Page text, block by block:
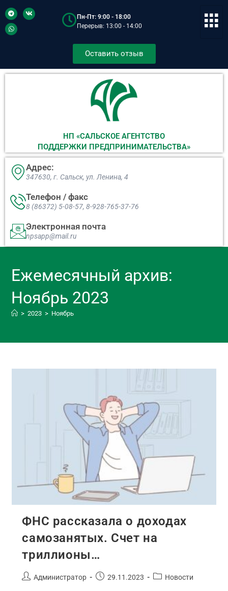
Пн-Пт: 9:00 - 18:00
Перерыв: 13:00 - 14:00
Оставить отзыв
НП «САЛЬСКОЕ АГЕНТСТВО
ПОДДЕРЖКИ ПРЕДПРИНИМАТЕЛЬСТВА»
Адрес:
347630, г. Сальск, ул. Ленина, 4​
Телефон / факс
8 (86372) 5-08-57, 8-928-765-37-76
Электронная почта
npsapp@mail.ru
Ежемесячный архив:
Ноябрь 2023
> 2023 > Ноябрь
ФНС рассказала о доходах
самозанятых. Счет на
триллионы…
Администратор 29.11.2023 Новости